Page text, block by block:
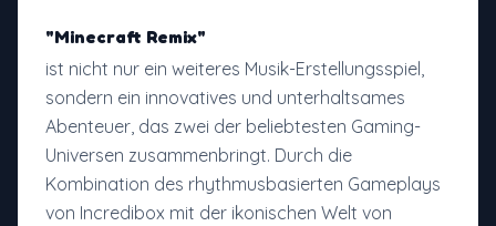
"Minecraft Remix"
ist nicht nur ein weiteres Musik-Erstellungsspiel,
sondern ein innovatives und unterhaltsames
Abenteuer, das zwei der beliebtesten Gaming-
Universen zusammenbringt. Durch die
Kombination des rhythmusbasierten Gameplays
von Incredibox mit der ikonischen Welt von